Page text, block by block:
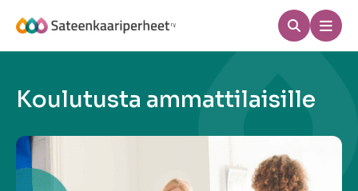
sisältöön
Haku
Koulutusta ammattilaisille